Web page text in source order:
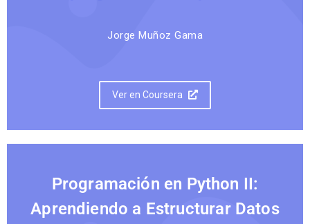
Jorge Muñoz Gama
Ver en Coursera
Programación en Python II:
Aprendiendo a Estructurar Datos